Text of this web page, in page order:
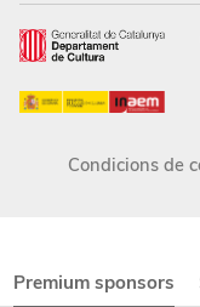
Condicions de
Premium sponsors